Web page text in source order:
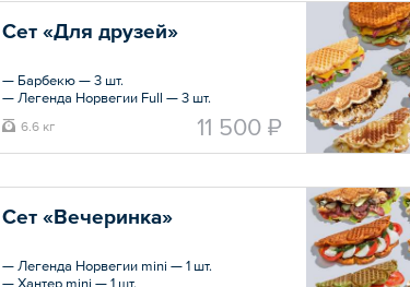
Сет «Для друзей»
— Барбекю — 3 шт.
— Легенда Норвегии Full — 3 шт.
— Индиана Джонс Full — 3 шт.
— Мексиканская Full — 3 шт.
— Сникерс Full — 3 шт.
Общий вес – 6.6 кг
6.6 кг 11 500 ₽
Сет «Вечеринка»
— Легенда Норвегии mini — 1 шт.
— Хантер mini — 1 шт.